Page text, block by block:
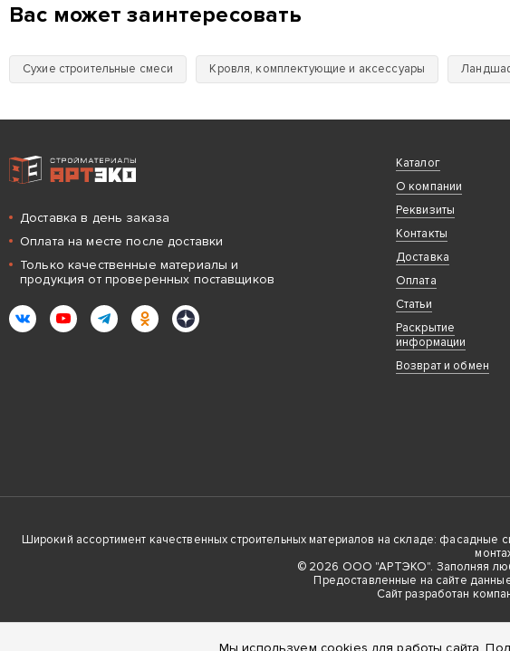
Вас может заинтересовать
Сухие строительные смеси Кровля, комплектующие и аксессуары
Интернет-магазин строительных материалов «АРТЭКО»
Доставка в день заказа
Оплата на месте после доставки
Только качественные материалы и
продукция от проверенных поставщиков
ВКонтактеYouTubeTelegramОдноклассники
Яндекс.Дзен
Каталог
О компании
Реквизиты
Контакты
Доставка
Оплата
Статьи
Раскрытие
информации
Возврат и обмен
Широкий ассортимент качественных строительных материалов на складе: фасадные
© 2026 ООО "АРТЭКО". Заполняя
Предоставленные на сайте
Cайт разработан
Мы используем cookies для работы сайта.